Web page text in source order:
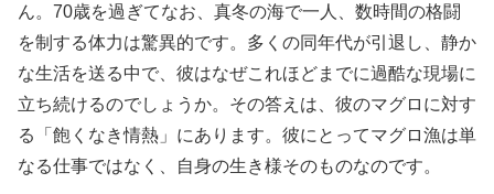
ん。70歳を過ぎてなお、真冬の海で一人、数時間の格闘
を制する体力は驚異的です。多くの同年代が引退し、静か
な生活を送る中で、彼はなぜこれほどまでに過酷な現場に
立ち続けるのでしょうか。その答えは、彼のマグロに対す
る「飽くなき情熱」にあります。彼にとってマグロ漁は単
なる仕事ではなく、自身の生き様そのものなのです。